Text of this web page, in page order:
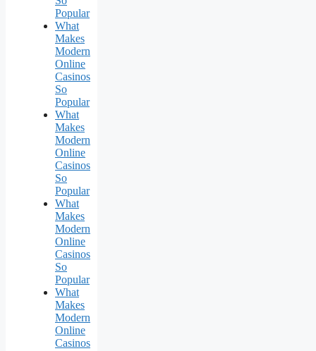
Popular
What
Makes
Modern
Online
Casinos
So
Popular
What
Makes
Modern
Online
Casinos
So
Popular
What
Makes
Modern
Online
Casinos
So
Popular
What
Makes
Modern
Online
Casinos